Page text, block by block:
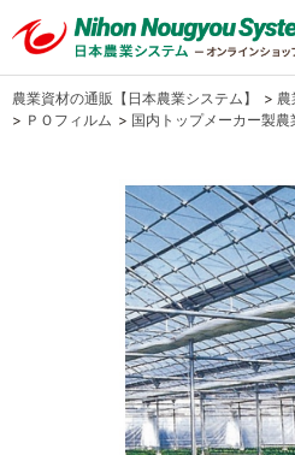
農業資材の通販【日本農業システム】 >
> ＰＯフィルム > 国内トップメーカー製